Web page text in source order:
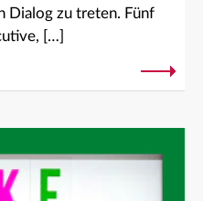
Dialog zu treten. Fünf
[…]